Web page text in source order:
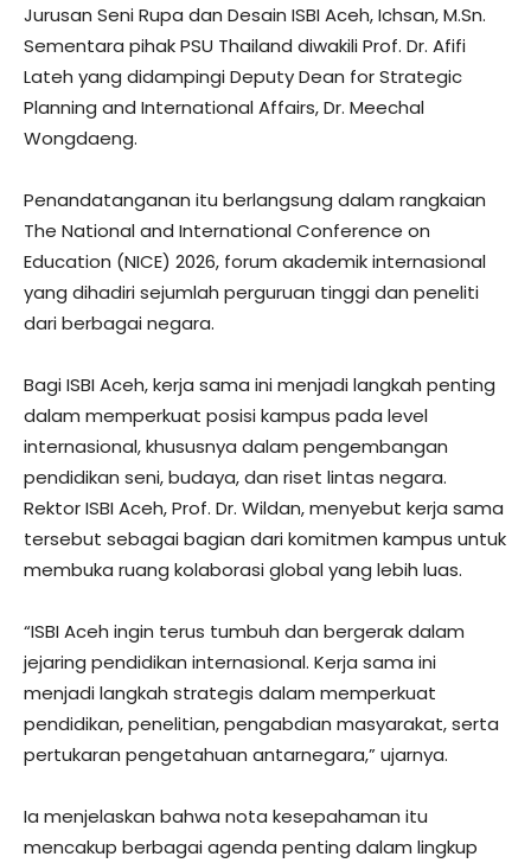
Jurusan Seni Rupa dan Desain ISBI Aceh, Ichsan, M.Sn.
Sementara pihak PSU Thailand diwakili Prof. Dr. Afifi
Lateh yang didampingi Deputy Dean for Strategic
Planning and International Affairs, Dr. Meechal
Wongdaeng.
Penandatanganan itu berlangsung dalam rangkaian
The National and International Conference on
Education (NICE) 2026, forum akademik internasional
yang dihadiri sejumlah perguruan tinggi dan peneliti
dari berbagai negara.
Bagi ISBI Aceh, kerja sama ini menjadi langkah penting
dalam memperkuat posisi kampus pada level
internasional, khususnya dalam pengembangan
pendidikan seni, budaya, dan riset lintas negara.
Rektor ISBI Aceh, Prof. Dr. Wildan, menyebut kerja sama
tersebut sebagai bagian dari komitmen kampus untuk
membuka ruang kolaborasi global yang lebih luas.
“ISBI Aceh ingin terus tumbuh dan bergerak dalam
jejaring pendidikan internasional. Kerja sama ini
menjadi langkah strategis dalam memperkuat
pendidikan, penelitian, pengabdian masyarakat, serta
pertukaran pengetahuan antarnegara,” ujarnya.
Ia menjelaskan bahwa nota kesepahaman itu
mencakup berbagai agenda penting dalam lingkup